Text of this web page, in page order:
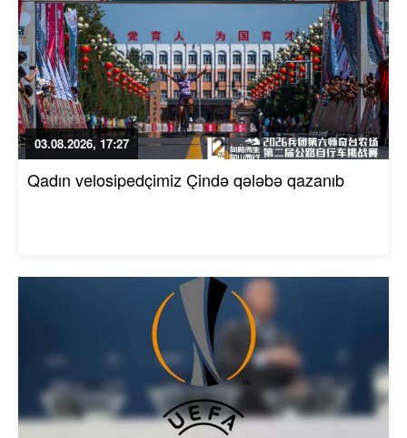
03.08.2026, 17:27
Qadın velosipedçimiz Çində qələbə qazanıb